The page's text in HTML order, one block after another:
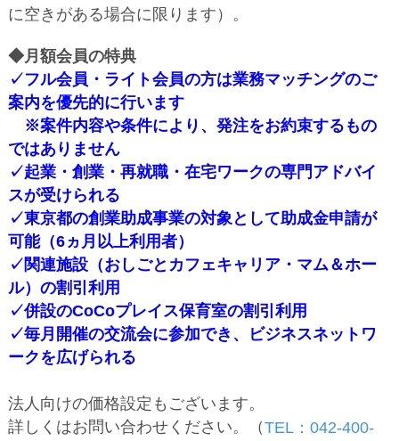
に空きがある場合に限ります）。
◆月額会員の特典
✓フル会員・ライト会員の方は業務マッチングのご
案内を優先的に行います
※案件内容や条件により、発注をお約束するもの
ではありません
✓起業・創業・再就職・在宅ワークの専門アドバイ
スが受けられる
✓東京都の創業助成事業の対象として助成金申請が
可能（6ヵ月以上利用者）
✓関連施設（おしごとカフェキャリア・マム＆ホー
ル）の割引利用
✓併設のCoCoプレイス保育室の割引利用
✓毎月開催の交流会に参加でき、ビジネスネットワ
ークを広げられる
法人向けの価格設定もございます。
詳しくはお問い合わせください。（TEL：042-400-